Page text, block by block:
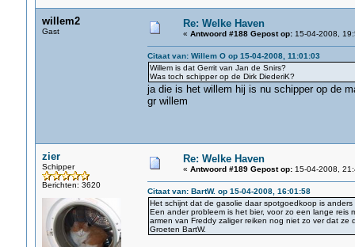
willem2
Gast
Re: Welke Haven
« Antwoord #188 Gepost op:15-04-2008,
Citaat van: Willem O op 15-04-2008, 11:01:03
Willem is dat Gerrit van Jan de Snirs?
Was toch schipper op de Dirk DiederiK?
ja die is het willem hij is nu schipper op de
gr willem
zier
Schipper
Berichten: 3620
Re: Welke Haven
« Antwoord #189 Gepost op:15-04-2008,
Citaat van: BartW. op 15-04-2008, 16:01:58
Het schijnt dat de gasolie daar spotgoedkoop is
Een ander probleem is het bier, voor zo een lange
armen van Freddy zaliger reiken nog niet zo ver dat ze
Groeten BartW.